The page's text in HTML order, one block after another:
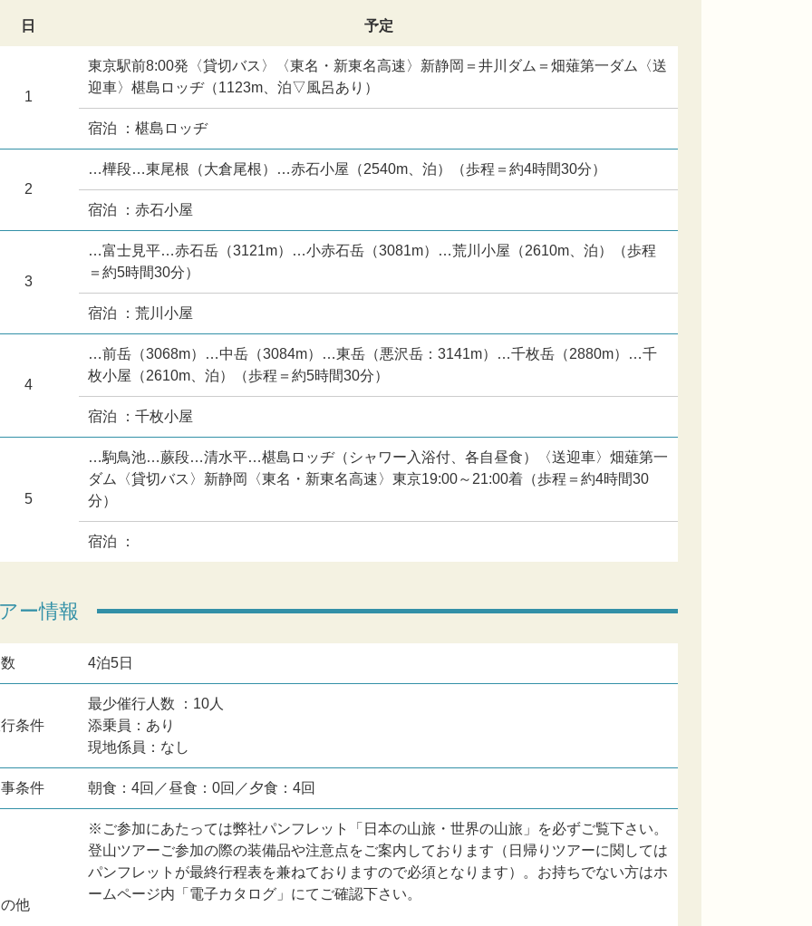
日 予定
1
東京駅前8:00発〈貸切バス〉〈東名・新東名高速〉新静岡＝井川ダム＝畑薙第一ダム〈送
迎車〉椹島ロッヂ（1123m、泊▽風呂あり）
宿泊 ：椹島ロッヂ
2
…樺段…東尾根（大倉尾根）…赤石小屋（2540m、泊）（歩程＝約4時間30分）
宿泊 ：赤石小屋
3
…富士見平…赤石岳（3121m）…小赤石岳（3081m）…荒川小屋（2610m、泊）（歩程
＝約5時間30分）
宿泊 ：荒川小屋
4
…前岳（3068m）…中岳（3084m）…東岳（悪沢岳：3141m）…千枚岳（2880m）…千
枚小屋（2610m、泊）（歩程＝約5時間30分）
宿泊 ：千枚小屋
5
…駒鳥池…蕨段…清水平…椹島ロッヂ（シャワー入浴付、各自昼食）〈送迎車〉畑薙第一
ダム〈貸切バス〉新静岡〈東名・新東名高速〉東京19:00～21:00着（歩程＝約4時間30
分）
宿泊 ：
ー情報
4泊5日
条件
最少催行人数 ：10人
添乗員：あり
現地係員：なし
条件 朝食：4回／昼食：0回／夕食：4回
他
※ご参加にあたっては弊社パンフレット「日本の山旅・世界の山旅」を必ずご覧下さい。
登山ツアーご参加の際の装備品や注意点をご案内しております（日帰りツアーに関しては
パンフレットが最終行程表を兼ねておりますので必須となります）。お持ちでない方はホ
ームページ内「電子カタログ」にてご確認下さい。